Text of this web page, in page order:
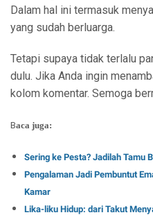
Dalam hal ini termasuk
yang sudah berluarga.
Tetapi supaya tidak terlalu
dulu. Jika Anda ingin
kolom komentar. Semoga
Baca juga:
Sering ke Pesta? Jadilah Tamu
Pengalaman Jadi Pembuntut
Kamar
Lika-liku Hidup: dari Takut